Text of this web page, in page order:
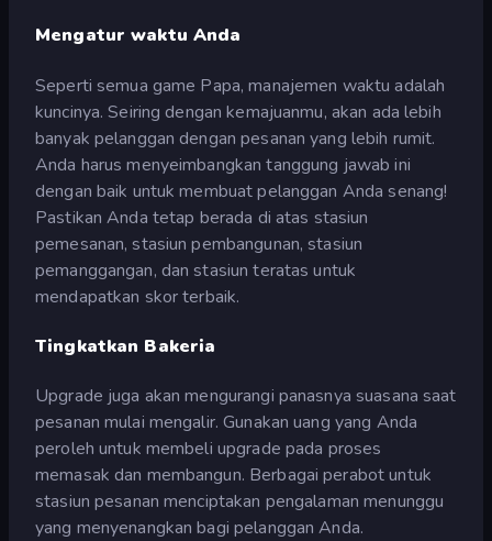
Mengatur waktu Anda
Seperti semua game Papa, manajemen waktu adalah
kuncinya. Seiring dengan kemajuanmu, akan ada lebih
banyak pelanggan dengan pesanan yang lebih rumit.
Anda harus menyeimbangkan tanggung jawab ini
dengan baik untuk membuat pelanggan Anda senang!
Pastikan Anda tetap berada di atas stasiun
pemesanan, stasiun pembangunan, stasiun
pemanggangan, dan stasiun teratas untuk
mendapatkan skor terbaik.
Tingkatkan Bakeria
Upgrade juga akan mengurangi panasnya suasana saat
pesanan mulai mengalir. Gunakan uang yang Anda
peroleh untuk membeli upgrade pada proses
memasak dan membangun. Berbagai perabot untuk
stasiun pesanan menciptakan pengalaman menunggu
yang menyenangkan bagi pelanggan Anda.